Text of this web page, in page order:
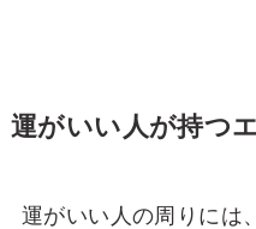
運がいい人が持つ
運がいい人の周りには